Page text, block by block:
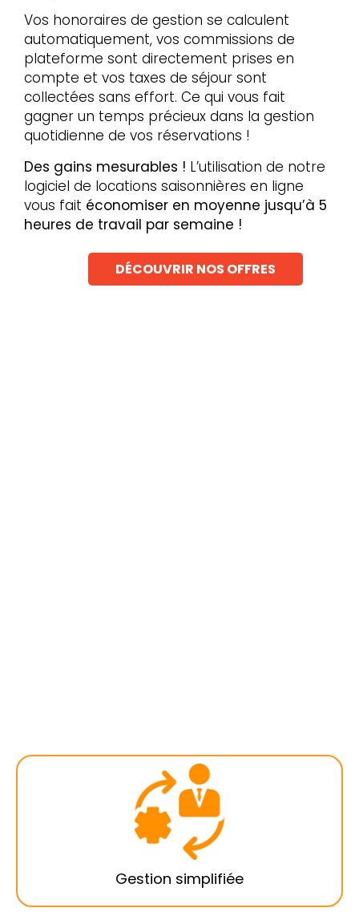
Vos honoraires de gestion se calculent
automatiquement, vos commissions de
plateforme sont directement prises en
compte et vos taxes de séjour sont
collectées sans effort. Ce qui vous fait
gagner un temps précieux dans la gestion
quotidienne de vos réservations !
Des gains mesurables ! L’utilisation de notre
logiciel de locations saisonnières en ligne
vous fait économiser en moyenne jusqu’à 5
heures de travail par semaine !
DÉCOUVRIR NOS OFFRES
Gestion simplifiée
Avec une interface intuitive et un tableau de
bord ergonomique, gérez de façon simplifiée
toutes vos tâches quotidiennes relatives à
vos locations, locataires et propriétaires-